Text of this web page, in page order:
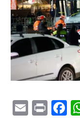
Email